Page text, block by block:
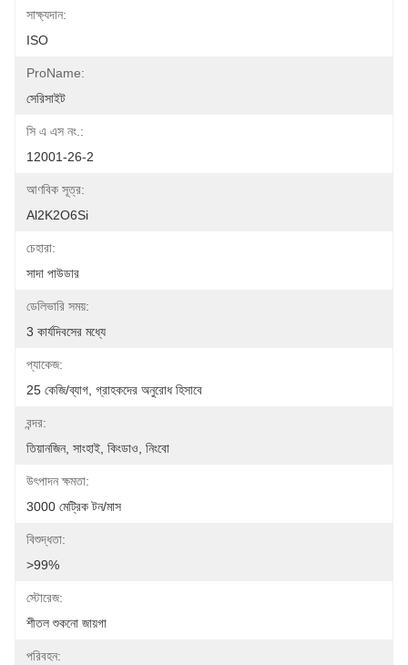
সাক্ষ্যদান:
ISO
ProName:
সেরিসাইট
সি এ এস নং.:
12001-26-2
আণবিক সূত্র:
Al2K2O6Si
চেহারা:
সাদা পাউডার
ডেলিভারি সময়:
3 কার্যদিবসের মধ্যে
প্যাকেজ:
25 কেজি/ব্যাগ, গ্রাহকদের অনুরোধ হিসাবে
বন্দর:
তিয়ানজিন, সাংহাই, কিংডাও, নিংবো
উৎপাদন ক্ষমতা:
3000 মেট্রিক টন/মাস
বিশুদ্ধতা:
>99%
স্টোরেজ:
শীতল শুকনো জায়গা
পরিবহন: